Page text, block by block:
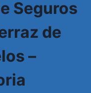
Seguros
de
–